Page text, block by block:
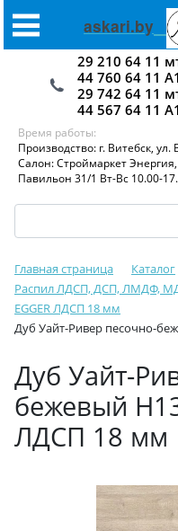
askari.by
29 210 64 11
44 760 64 11 А1
29 742 64 11
44 567 64 11 А1
Время работы:
Производство: г. Витебск,
Салон: Строймаркет
Павильон 31/1 Вт-Вс 10.00-
Главная страница
Каталог
Распил ЛДСП, ДСП, ЛМДФ,
EGGER ЛДСП 18 мм
Дуб Уайт-Ривер песочно-
Дуб Уайт-
бежевый
ЛДСП 18 мм